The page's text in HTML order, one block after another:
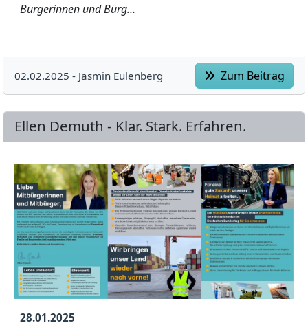
Bürgerinnen und Bürg…
02.02.2025 - Jasmin Eulenberg Zum Beitrag
Ellen Demuth - Klar. Stark. Erfahren.
28.01.2025